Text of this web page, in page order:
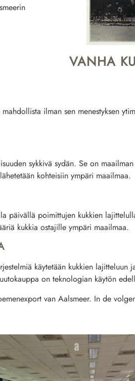
VANHA
ilman sen menestyksen
sykkivä sydän. Se on
kohteisiin ympäri maailmaa.
päivällä poimittujen kukkien
kukkia ostajille ympäri maailmaa.
käytetään kukkien
on teknologian käytön
van Aalsmeer. In de